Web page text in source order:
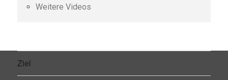
Weitere Videos
Ziel